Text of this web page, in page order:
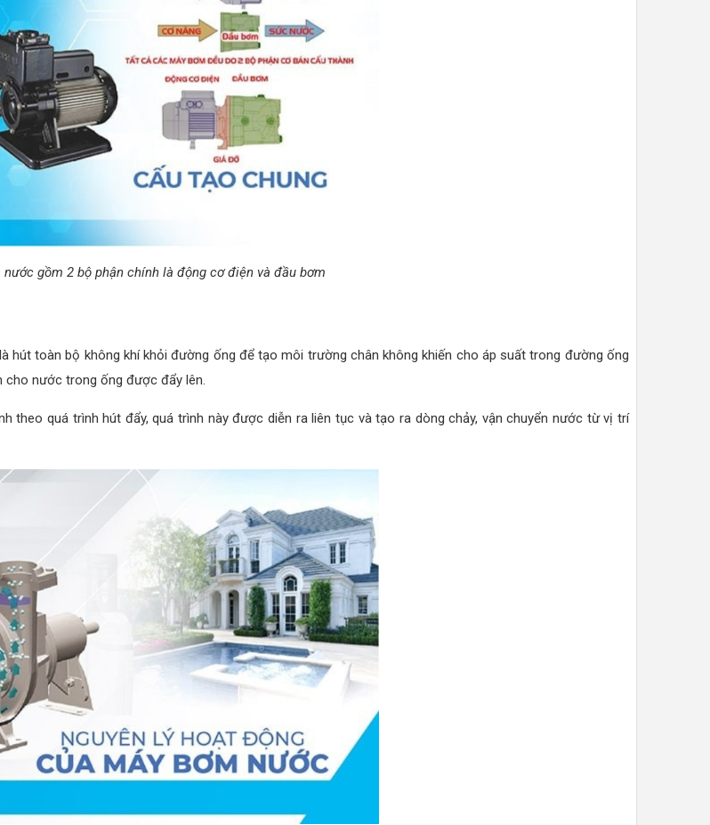
nước gồm 2 bộ phận chính là động cơ điện và đầu bơm
hút toàn bộ không khí khỏi đường ống để tạo môi trường chân không khiến cho áp suất trong đường ống
cho nước trong ống được đẩy lên.
theo quá trình hút đẩy, quá trình này được diễn ra liên tục và tạo ra dòng chảy, vận chuyển nước từ vị trí